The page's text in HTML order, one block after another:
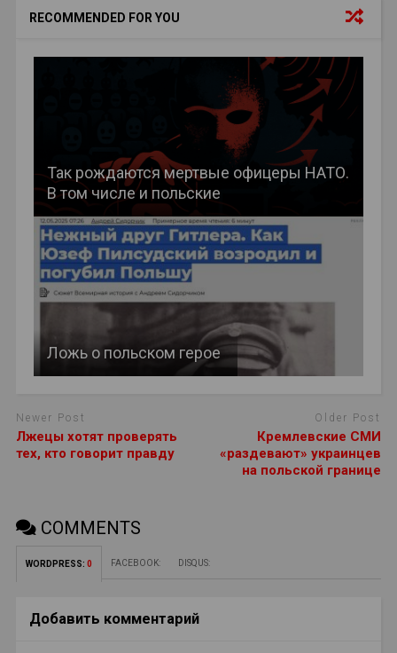
RECOMMENDED FOR YOU
Так рождаются мертвые офицеры НАТО.
В том числе и польские
Ложь о польском герое
Newer Post
Лжецы хотят проверять
тех, кто говорит правду
Older Post
Кремлевские СМИ
«раздевают» украинцев
на польской границе
COMMENTS
WORDPRESS: 0 FACEBOOK: DISQUS:
Добавить комментарий